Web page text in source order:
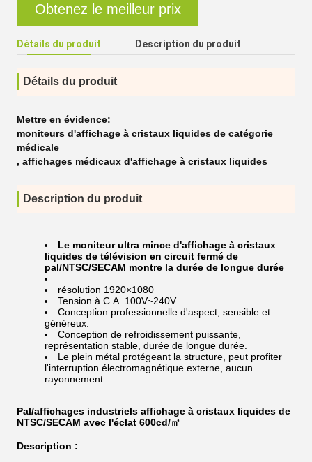
Obtenez le meilleur prix
Détails du produit Description du produit
Détails du produit
Mettre en évidence:
moniteurs d'affichage à cristaux liquides de catégorie
médicale
, affichages médicaux d'affichage à cristaux liquides
Description du produit
Le moniteur ultra mince d'affichage à cristaux
liquides de télévision en circuit fermé de
pal/NTSC/SECAM montre la durée de longue durée
résolution 1920×1080
Tension à C.A. 100V~240V
Conception professionnelle d'aspect, sensible et
généreux.
Conception de refroidissement puissante,
représentation stable, durée de longue durée.
Le plein métal protégeant la structure, peut profiter
l'interruption électromagnétique externe, aucun
rayonnement.
Pal/affichages industriels affichage à cristaux liquides de
NTSC/SECAM avec l'éclat 600cd/㎡
Description :